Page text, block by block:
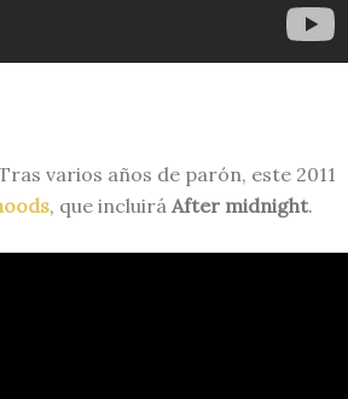
varios años de parón, este 2011
, que incluirá After midnight.